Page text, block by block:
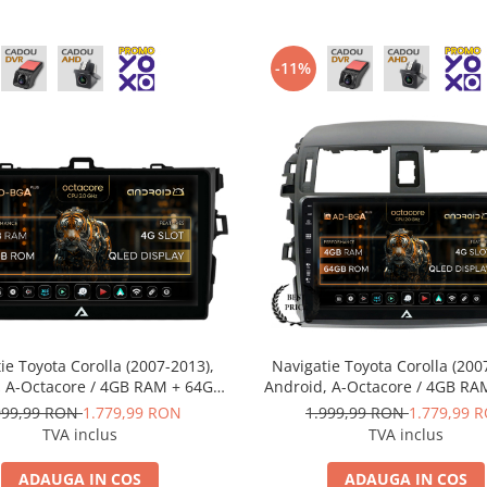
Toyota Corolla (2007-2013),
Octacore / 4GB RAM + 64GB
9 Inch - AD-BGA9004+AD-
BGRKIT091
RON1.779,99 RON
TVA inclus
ADAUGA IN COS
-11%
Navigatie Toyota Corolla
Android, A-Octacore / 4GB
ROM, 9 Inch - AD-
BGRKIT067
1.999,99 RON1.779,99
TVA inclus
ADAUGA IN COS